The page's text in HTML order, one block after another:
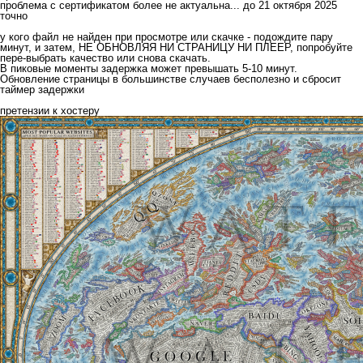
проблема с сертификатом более не актуальна... до 21 октября 2025
точно
у кого файл не найден при просмотре или скачке - подождите пару
минут, и затем, НЕ ОБНОВЛЯЯ НИ СТРАНИЦУ НИ ПЛЕЕР, попробуйте
пере-выбрать качество или снова скачать.
В пиковые моменты задержка может превышать 5-10 минут.
Обновление страницы в большинстве случаев бесполезно и сбросит
таймер задержки
претензии к хостеру